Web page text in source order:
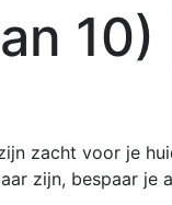
10) |
zacht voor je
zijn, bespaar je